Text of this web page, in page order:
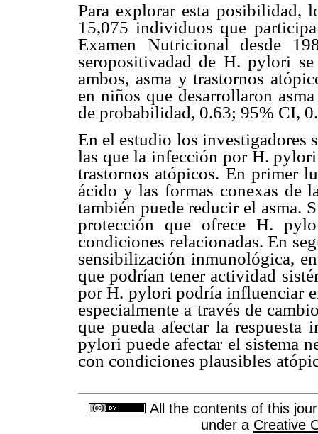
Para explorar esta posibilidad,
15,075 individuos que
Examen Nutricional desde
seropositivadad de H. pylori
ambos, asma y trastornos
en niños que desarrollaron
de probabilidad, 0.63; 95% CI,
En el estudio los investigadores
las que la infección por H.
trastornos atópicos. En primer
ácido y las formas conexas de
también puede reducir el asma.
protección que ofrece H.
condiciones relacionadas. En
sensibilización inmunológica,
que podrían tener actividad
por H. pylori podría influenciar
especialmente a través de
que pueda afectar la respuesta
pylori puede afectar el sistema
con condiciones plausibles
All the contents of this
under a Creative